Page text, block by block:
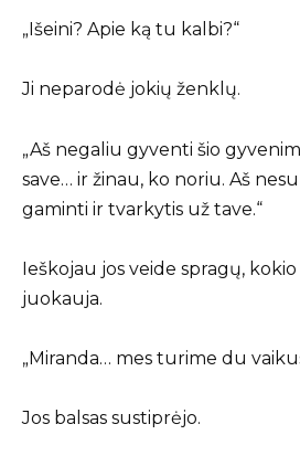
„Išeini? Apie ką tu kalbi?“
Ji neparodė jokių ženklų.
„Aš negaliu gyventi šio
save… ir žinau, ko noriu. Aš
gaminti ir tvarkytis už tave.“
Ieškojau jos veide spragų,
juokauja.
„Miranda… mes turime du
Jos balsas sustiprėjo.